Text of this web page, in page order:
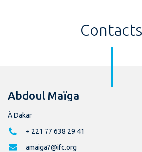
Contacts
Abdoul Maïga
À Dakar
+ 221 77 638 29 41
amaiga7@ifc.org